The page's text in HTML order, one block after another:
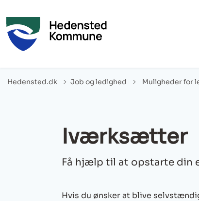
Hedensted.dk Job og ledighed Tilbage til
Muligheder for
Iværksætter
Få hjælp til at opstarte din
Hvis du ønsker at blive